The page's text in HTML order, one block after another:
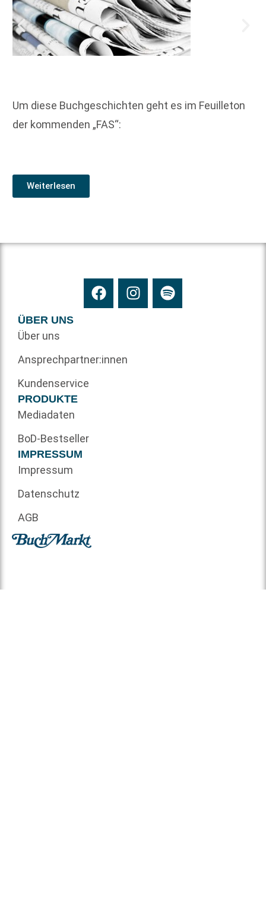
Um diese Buchgeschichten geht es im Feuilleton
der kommenden „FAS“:
Weiterlesen
ÜBER UNS
Über uns
Ansprechpartner:innen
Kundenservice
PRODUKTE
Mediadaten
BoD-Bestseller
IMPRESSUM
Impressum
Datenschutz
AGB